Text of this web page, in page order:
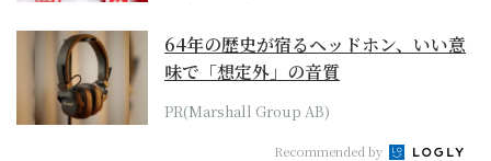
64年の歴史が宿るヘッドホン、いい意
味で「想定外」の音質
PR(Marshall Group AB)
Recommended by